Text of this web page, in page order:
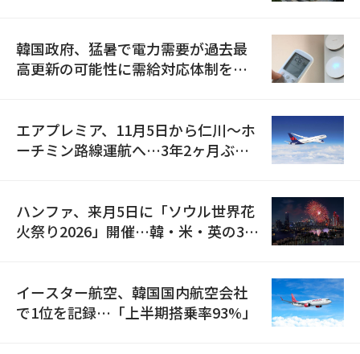
韓国政府、猛暑で電力需要が過去最
高更新の可能性に需給対応体制を点
エアプレミア、11月5日から仁川〜ホ
ーチミン路線運航へ…3年2ヶ月ぶり
ハンファ、来月5日に「ソウル世界花
火祭り2026」開催…韓・米・英の3カ
イースター航空、韓国国内航空会社
で1位を記録…「上半期搭乗率93%」